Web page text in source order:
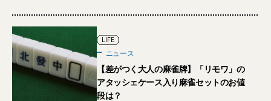
LIFE
ニュース
【差がつく大人の麻雀牌】「リモワ」の
アタッシェケース入り麻雀セットのお値
段は？